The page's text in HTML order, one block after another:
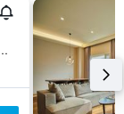
봉평면 태기로 228-95